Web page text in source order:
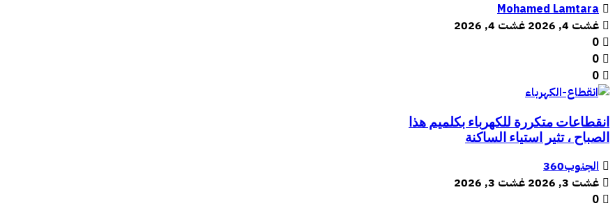
Mohamed Lamtara
غشت 4, 2026
غشت 4, 2026
0
0
0
انقطاعات متكررة للكهرباء بكلميم هذا
الصباح ، تثير استياء الساكنة
الجنوب360
غشت 3, 2026
غشت 3, 2026
0